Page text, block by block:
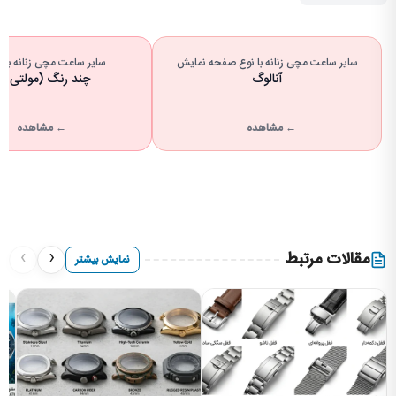
سایر ساعت مچی زنانه با نوع صفحه نمایش
آنالوگ
← مشاهده
سایر ساعت مچی زنانه با
چند رنگ (مولتی
← مشاهده
مقالات مرتبط نمایش بیشتر ‹
›